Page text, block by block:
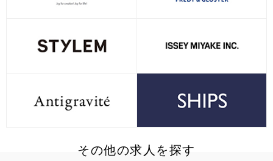
その他の求人を探す